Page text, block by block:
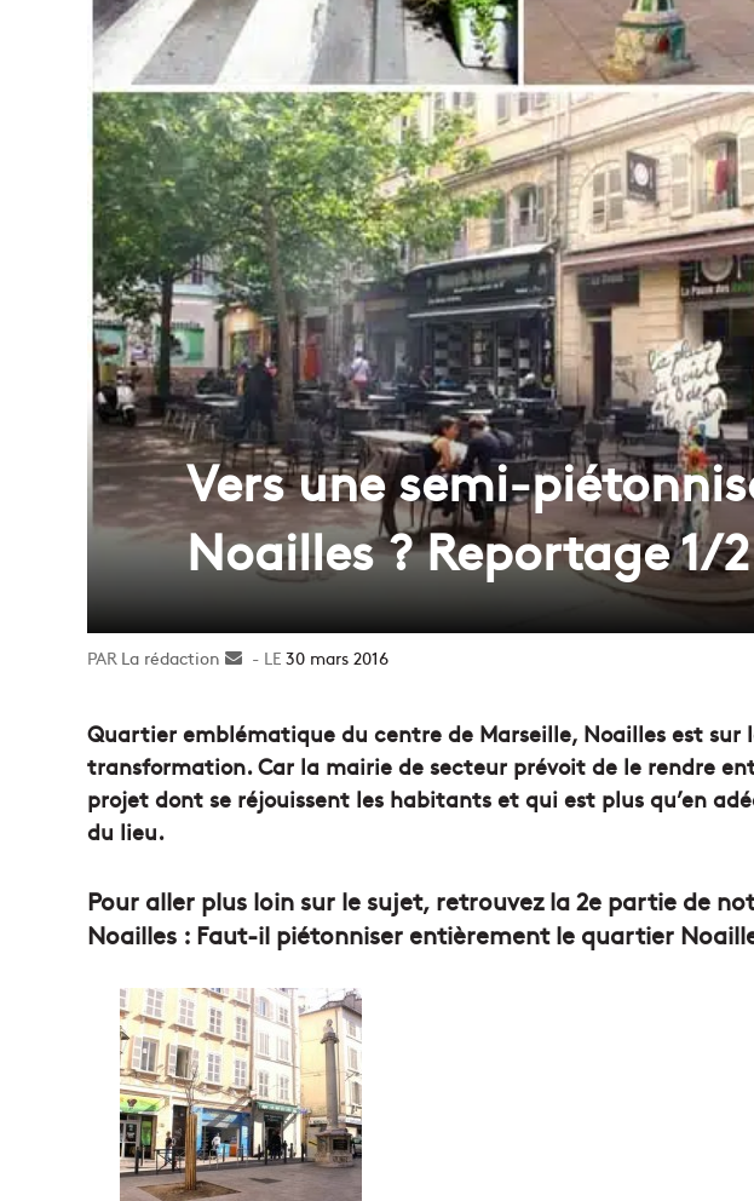
Vers une semi-
Noailles ? Reportage 1/2
La rédaction
Envoyer30 mars 2016
Quartier emblématique du centre de Marseille, Noailles est sur
transformation. Car la mairie de secteur prévoit de le rendre
projet dont se réjouissent les habitants et qui est plus qu’en
du lieu.
Pour aller plus loin sur le sujet, retrouvez la 2e partie de
Noailles : Faut-il piétonniser entièrement le quartier